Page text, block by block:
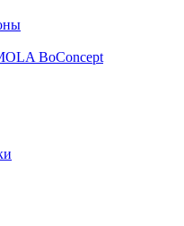
BoConcept